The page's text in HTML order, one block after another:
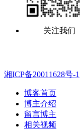
关注我们
湘ICP备20011628号-1
博客首页
博主介绍
留言博主
相关视频